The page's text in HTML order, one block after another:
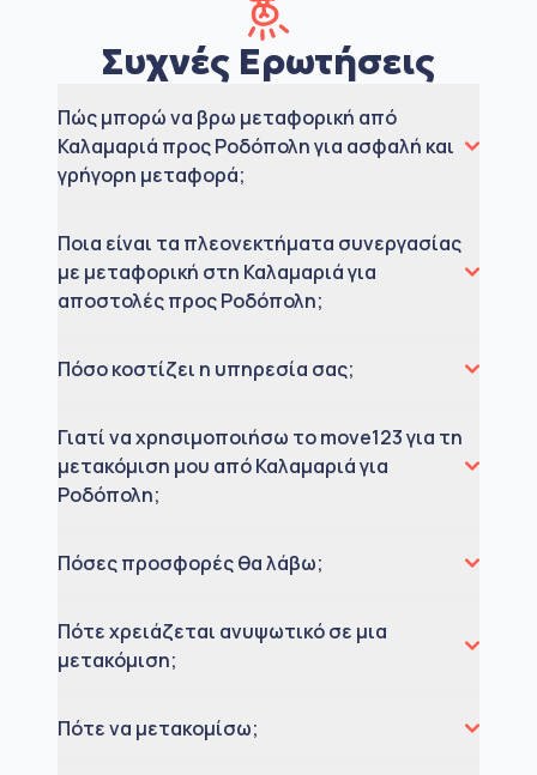
Συχνές Ερωτήσεις
Πώς μπορώ να βρω μεταφορική από
Καλαμαριά προς Ροδόπολη για ασφαλή και
γρήγορη μεταφορά;
Ποια είναι τα πλεονεκτήματα συνεργασίας
με μεταφορική στη Καλαμαριά για
αποστολές προς Ροδόπολη;
Πόσο κοστίζει η υπηρεσία σας;
Γιατί να χρησιμοποιήσω το move123 για τη
μετακόμιση μου από Καλαμαριά για
Ροδόπολη;
Πόσες προσφορές θα λάβω;
Πότε χρειάζεται ανυψωτικό σε μια
μετακόμιση;
Πότε να μετακομίσω;